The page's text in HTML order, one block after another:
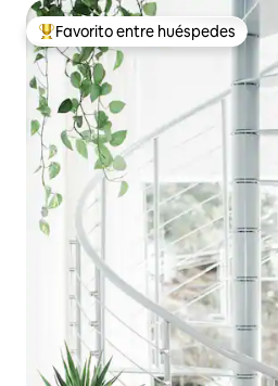
Favorito entre huéspedes preferido
Favorito entre huéspedes